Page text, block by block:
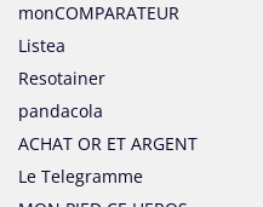
monCOMPARATEUR
Listea
Resotainer
pandacola
ACHAT OR ET ARGENT
Le Telegramme